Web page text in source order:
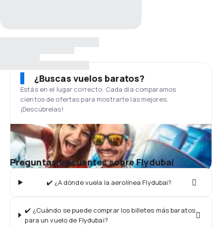
¿Buscas vuelos baratos?
Estás en el lugar correcto. Cada día comparamos
cientos de ofertas para mostrarte las mejores.
¡Descúbrelas!
Preguntas frecuentes sobre Flydubai
✔️ ¿A dónde vuela la aerolínea Flydubai?
✔️ ¿Cuándo se puede comprar los billetes más baratos
para un vuelo de Flydubai?